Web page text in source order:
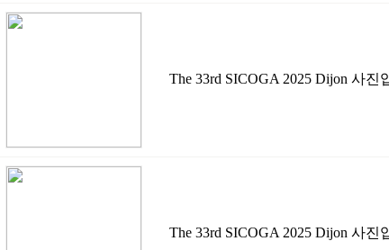
The 33rd SICOGA 2025 Dijon 사진
The 33rd SICOGA 2025 Dijon 사진